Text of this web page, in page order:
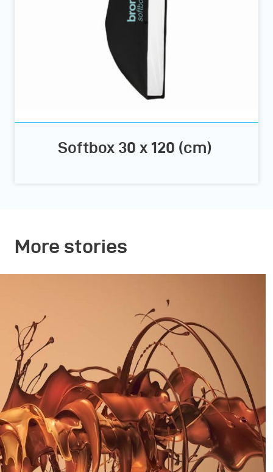
Softbox 30 x 120 (cm)
More stories